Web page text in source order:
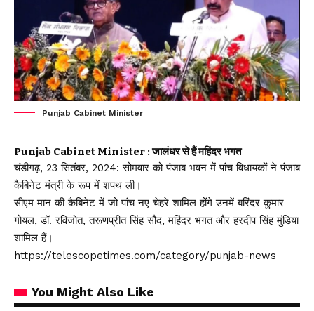
Punjab Cabinet Minister
Punjab Cabinet Minister : जालंधर से हैं महिंदर भगत
चंडीगढ़, 23 सितंबर, 2024: सोमवार को पंजाब भवन में पांच विधायकों ने पंजाब
कैबिनेट मंत्री के रूप में शपथ ली।
सीएम मान की कैबिनेट में जो पांच नए चेहरे शामिल होंगे उनमें बरिंदर कुमार
गोयल, डॉ. रविजोत, तरूणप्रीत सिंह सौंद, महिंदर भगत और हरदीप सिंह मुंडिया
शामिल हैं।
https://telescopetimes.com/category/punjab-news
You Might Also Like